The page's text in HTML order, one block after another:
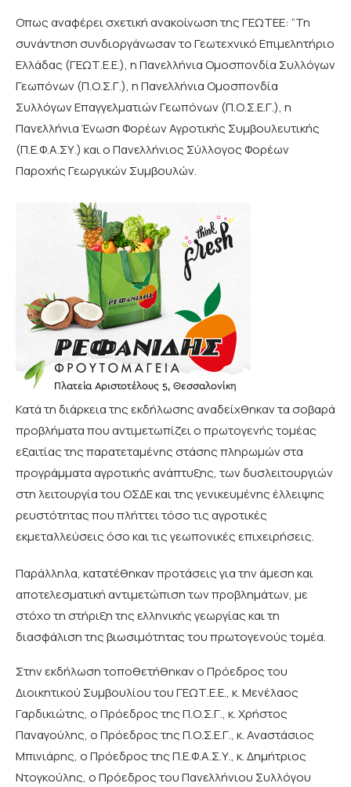
Οπως αναφέρει σχετική ανακοίνωση της ΓΕΩΤΕΕ: “Τη
συνάντηση συνδιοργάνωσαν το Γεωτεχνικό Επιμελητήριο
Ελλάδας (ΓΕΩΤ.Ε.Ε.), η Πανελλήνια Ομοσπονδία Συλλόγων
Γεωπόνων (Π.Ο.Σ.Γ.), η Πανελλήνια Ομοσπονδία
Συλλόγων Επαγγελματιών Γεωπόνων (Π.Ο.Σ.Ε.Γ.), η
Πανελλήνια Ένωση Φορέων Αγροτικής Συμβουλευτικής
(Π.Ε.Φ.Α.ΣΥ.) και ο Πανελλήνιος Σύλλογος Φορέων
Παροχής Γεωργικών Συμβουλών.
Κατά τη διάρκεια της εκδήλωσης αναδείχθηκαν τα σοβαρά
προβλήματα που αντιμετωπίζει ο πρωτογενής τομέας
εξαιτίας της παρατεταμένης στάσης πληρωμών στα
προγράμματα αγροτικής ανάπτυξης, των δυσλειτουργιών
στη λειτουργία του ΟΣΔΕ και της γενικευμένης έλλειψης
ρευστότητας που πλήττει τόσο τις αγροτικές
εκμεταλλεύσεις όσο και τις γεωπονικές επιχειρήσεις.
Παράλληλα, κατατέθηκαν προτάσεις για την άμεση και
αποτελεσματική αντιμετώπιση των προβλημάτων, με
στόχο τη στήριξη της ελληνικής γεωργίας και τη
διασφάλιση της βιωσιμότητας του πρωτογενούς τομέα.
Στην εκδήλωση τοποθετήθηκαν ο Πρόεδρος του
Διοικητικού Συμβουλίου του ΓΕΩΤ.Ε.Ε., κ. Μενέλαος
Γαρδικιώτης, ο Πρόεδρος της Π.Ο.Σ.Γ., κ. Χρήστος
Παναγούλης, ο Πρόεδρος της Π.Ο.Σ.Ε.Γ., κ. Αναστάσιος
Μπινιάρης, ο Πρόεδρος της Π.Ε.Φ.Α.Σ.Υ., κ. Δημήτριος
Ντογκούλης, ο Πρόεδρος του Πανελλήνιου Συλλόγου